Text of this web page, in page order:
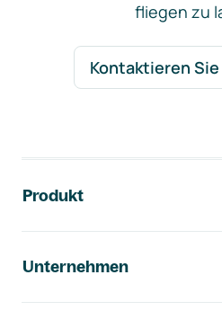
fliegen zu
Kontaktieren
Produkt
Unternehmen